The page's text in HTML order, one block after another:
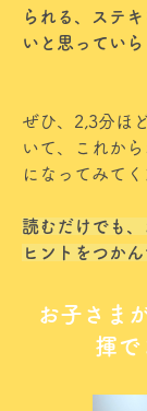
られる、ステ
いと思ってい
ぜひ、2,3分ほ
いて、これか
になってみて
読むだけでも
ヒントをつか
お子さま
揮で